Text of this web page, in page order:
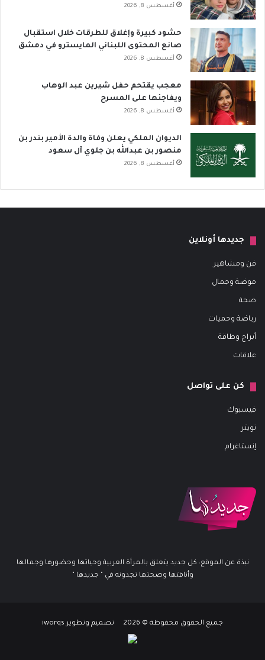
أغسطس 8, 2026
حشود كبيرة وإغلاق للطرقات خلال استقبال
صانع المحتوى اللبناني المايسترو في دمشق
أغسطس 8, 2026
معجب يقتحم حفل شيرين عبد الوهاب
ويفاجئها على المسرح
أغسطس 8, 2026
الديوان الملكي يعلن وفاة والدة الأمير بندر بن
منصور بن عبدالله بن جلوي آل سعود
أغسطس 8, 2026
جديدها أونلاين
فن ومشاهير
موضة وجمال
صحة
رياضة وحميات
أبراج وطاقة
علاقات
كن على تواصل
فيسبوك
تويتر
إنستاغرام
نبذة عن الموقع: كل جديد يتعلق بالمرأة العربية وحياتها وحضورها وجمالها
وأناقتها وصحتها تجدونه في " جديدها "
جميع الحقوق محفوظة © 2026 تصميم وتطوير iworqs